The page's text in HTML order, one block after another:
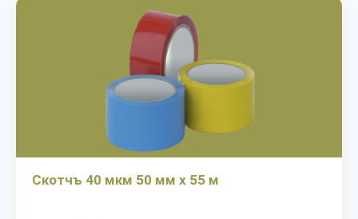
Скотчъ 40 мкм 50 мм х 55 м